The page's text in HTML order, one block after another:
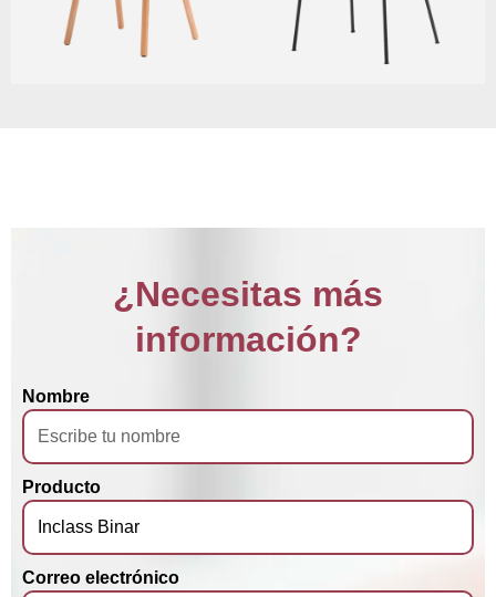
¿Necesitas más
información?
Nombre
Producto
Correo electrónico